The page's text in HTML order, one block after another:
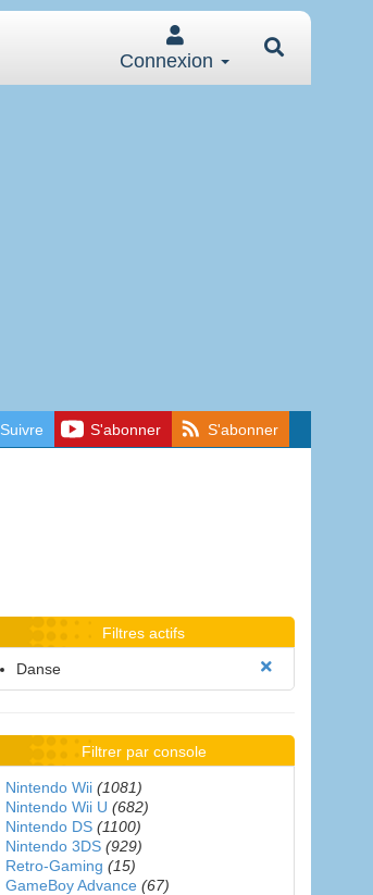
Connexion
Suivre S'abonner S'abonner
Filtres actifs
Danse
Filtrer par console
Nintendo Wii (1081)
Nintendo Wii U (682)
Nintendo DS (1100)
Nintendo 3DS (929)
Retro-Gaming (15)
GameBoy Advance (67)